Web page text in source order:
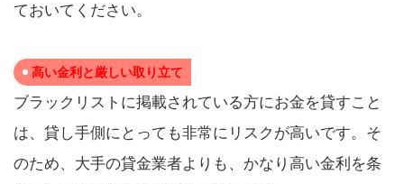
ておいてください。
高い金利と厳しい取り立て
ブラックリストに掲載されている方にお金を貸すこと
は、貸し手側にとっても非常にリスクが高いです。そ
のため、大手の貸金業者よりも、かなり高い金利を条